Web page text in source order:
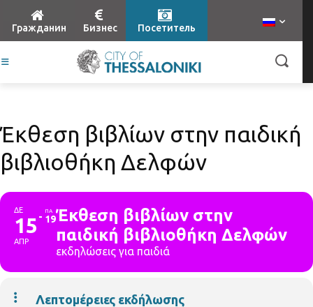
Гражданин Бизнес Посетитель
Έκθεση βιβλίων στην παιδική
βιβλιοθήκη Δελφών
ΔΕ
15
ΑΠΡ
ΠΑ
19Έκθεση βιβλίων στην
παιδική βιβλιοθήκη Δελφών
εκδηλώσεις για παιδιά
Λεπτομέρειες εκδήλωσης